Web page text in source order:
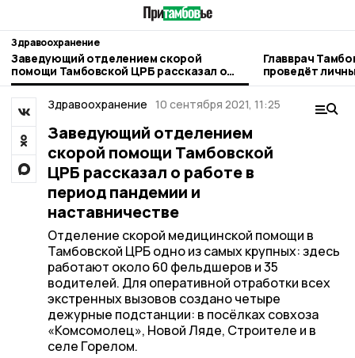
Здравоохранение
Заведующий отделением скорой
помощи Тамбовской ЦРБ рассказал о
работе в период пандемии и
наставничестве
Главврач
проведёт
Авдеевки
Здравоохранение 10 сентября 2021, 11:25
Заведующий отделением
скорой помощи Тамбовской
ЦРБ рассказал о работе в
период пандемии и
наставничестве
Отделение скорой медицинской помощи в
Тамбовской ЦРБ одно из самых крупных: здесь
работают около 60 фельдшеров и 35
водителей. Для оперативной отработки всех
экстренных вызовов создано четыре
дежурные подстанции: в посёлках совхоза
«Комсомолец», Новой Ляде, Строителе и в
селе Горелом.